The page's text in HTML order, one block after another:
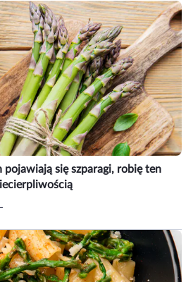
pojawiają się szparagi, robię ten